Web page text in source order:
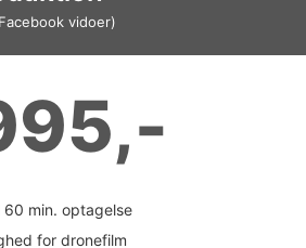
vidoer)
60 min. optagelse
for dronefilm